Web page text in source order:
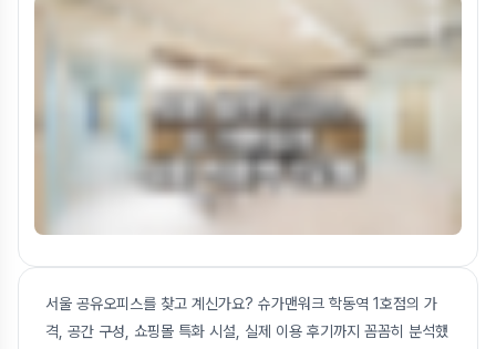
서울 공유오피스를 찾고 계신가요? 슈가맨워크 학동역 1호점의 가
격, 공간 구성, 쇼핑몰 특화 시설, 실제 이용 후기까지 꼼꼼히 분석했